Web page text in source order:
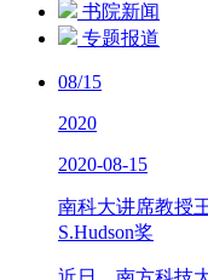
书院新闻
专题报道
08/15
2020
2020-08-15
南科大讲席教授
S.Hudson奖